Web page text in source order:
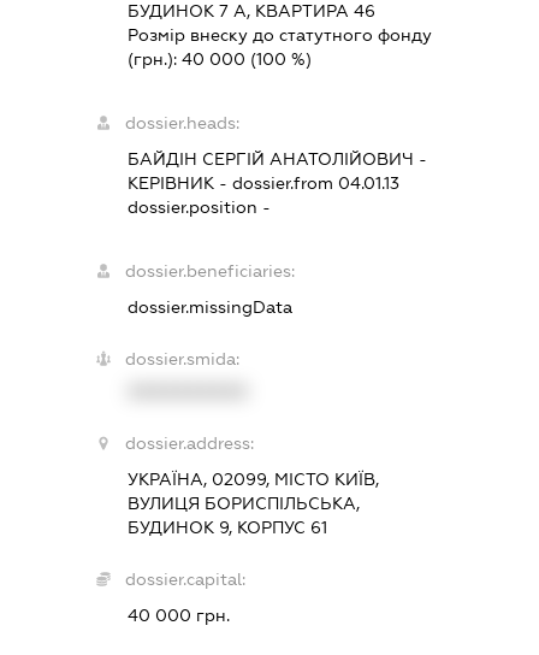
БУДИНОК 7 А, КВАРТИРА 46
Розмір внеску до статутного фонду
(грн.):40 000 (100 %)
dossier.heads:
БАЙДІН СЕРГІЙ АНАТОЛІЙОВИЧ -
КЕРІВНИК - dossier.from 04.01.13
dossier.position -
dossier.beneficiaries:
dossier.missingData
dossier.smida:
dossier.address:
УКРАЇНА, 02099, МІСТО КИЇВ,
ВУЛИЦЯ БОРИСПІЛЬСЬКА,
БУДИНОК 9, КОРПУС 61
dossier.capital:
40 000 грн.